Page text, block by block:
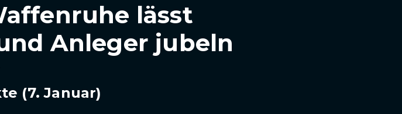
lässt
Anleger jubeln
(7. Januar)